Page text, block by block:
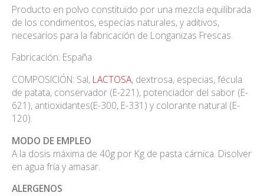
Producto en polvo constituido por una mezcla equilibrada
de los condimentos, especias naturales, y aditivos,
necesarios para la fabricación de Longanizas Frescas.
Fabricación: España
COMPOSICIÓN: Sal, LACTOSA, dextrosa, especias, fécula
de patata, conservador (E-221), potenciador del sabor (E-
621), antioxidantes(E-300, E-331) y colorante natural (E-
120).
MODO DE EMPLEO
A la dosis máxima de 40g por Kg de pasta cárnica. Disolver
en agua fría y amasar.
ALERGENOS